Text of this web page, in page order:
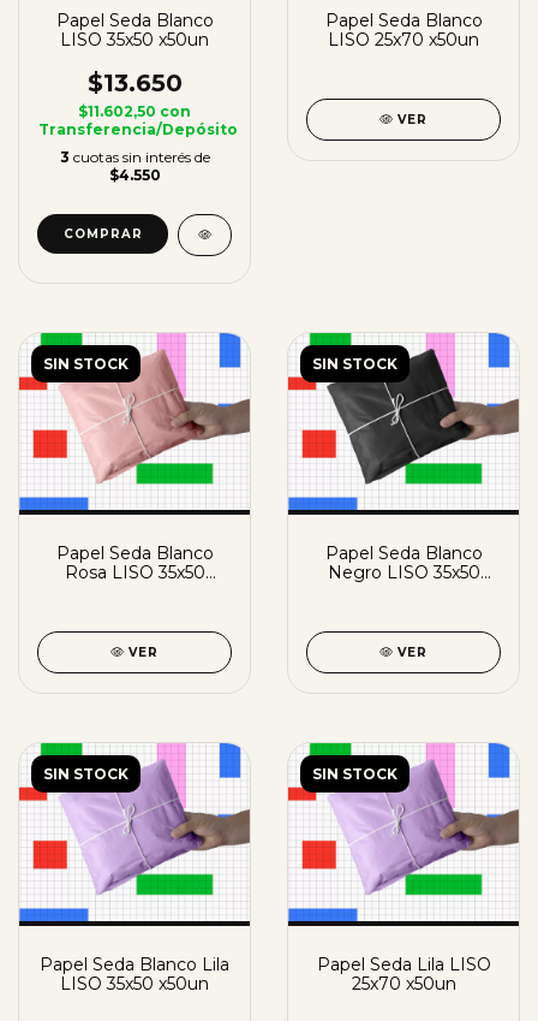
Papel Seda Blanco
LISO 35x50 x50un
$13.650
$11.602,50 con
Transferencia/Depósito
3 cuotas sin interés de
$4.550
Papel Seda Blanco
LISO 25x70 x50un
VER
SIN STOCK
Papel Seda Blanco
Rosa LISO 35x50
VER
SIN STOCK
Papel Seda Blanco
Negro LISO 35x50
VER
SIN STOCK
Papel Seda Blanco Lila
LISO 35x50 x50un
SIN STOCK
Papel Seda Lila LISO
25x70 x50un